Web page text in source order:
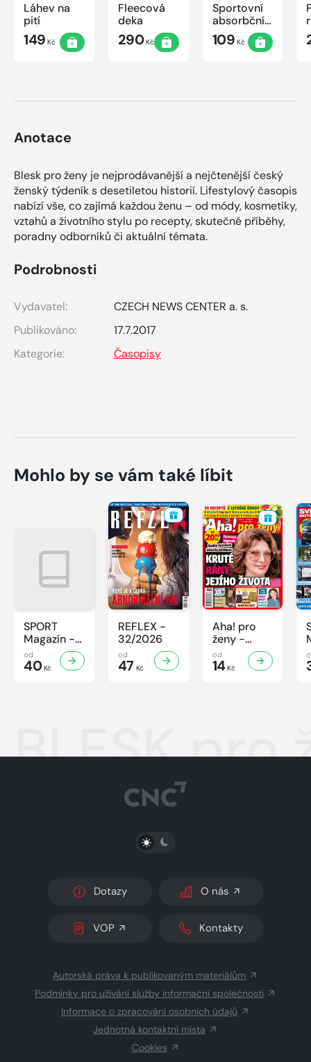
Láhev na
pití
149 Kč
Fleecová
deka
290Kč
Sportovní
absorbční
ručník
109 Kč
Anotace
Blesk pro ženy je nejprodávanější a nejčtenější český
ženský týdeník s desetiletou historií. Lifestylový časopis
nabízí vše, co zajímá každou ženu – od módy, kosmetiky,
vztahů a životního stylu po recepty, skutečné příběhy,
poradny odborníků či aktuální témata.
Podrobnosti
Vydavatel:
CZECH NEWS CENTER a. s.
Publikováno:
17.7.2017
Kategorie:
Časopisy
Mohlo by se vám také líbit
SPORT
Magazín -
32/2026
od
40Kč
REFLEX -
32/2026
od
47 Kč
Aha! pro
ženy -
32/2026
od
14Kč
BLESK pro
PŘEPNOUT SVĚTLÝ/TMAVÝ REŽIM
Dotazy O nás
VOP Kontakty
Autorská práva k publikovaným materiálům
Podmínky pro užívání služby informační společnosti
Informace o zpracování osobních údajů
Jednotná kontaktní místa
Cookies